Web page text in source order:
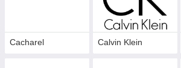
Cacharel Calvin Klein